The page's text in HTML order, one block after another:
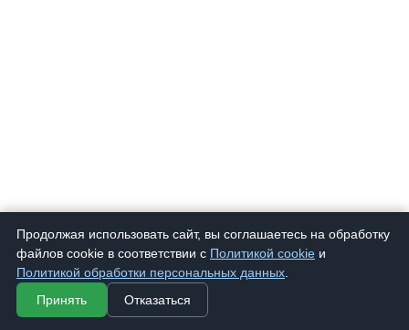
Продолжая использовать сайт, вы соглашаетесь на обработку
файлов cookie в соответствии с Политикой cookie и
Политикой обработки персональных данных
Принять
Отказаться